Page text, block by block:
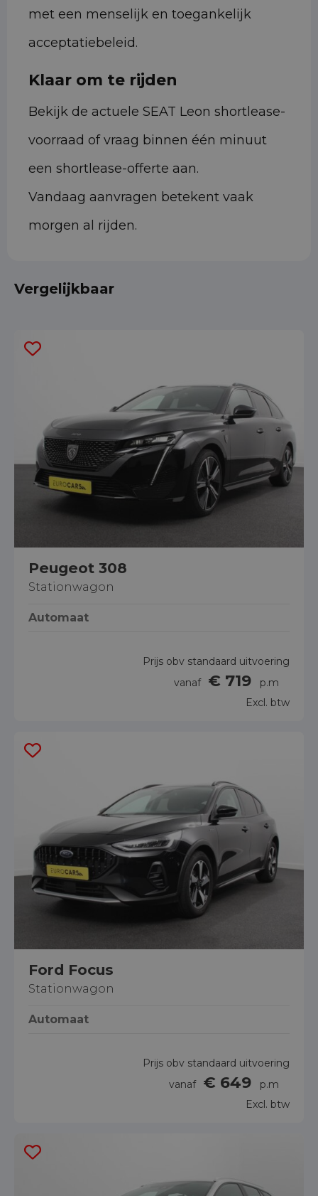
met een menselijk en toegankelijk
acceptatiebeleid.
Klaar om te rijden
Bekijk de actuele SEAT Leon shortlease-
voorraad of vraag binnen één minuut
een shortlease-offerte aan.
Vandaag aanvragen betekent vaak
morgen al rijden.
Vergelijkbaar
Peugeot 308
Stationwagon
Automaat
Prijs obv standaard uitvoering
vanaf € 719
p.m
Excl. btw
Ford Focus
Stationwagon
Automaat
Prijs obv standaard uitvoering
vanaf € 649
p.m
Excl. btw